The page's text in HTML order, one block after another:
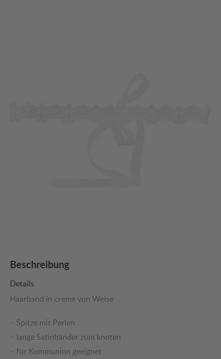
Beschreibung
Details
Haarband in creme von Weise
Spitze mit Perlen
lange Satinbänder zum knoten
für Kommunion geeignet